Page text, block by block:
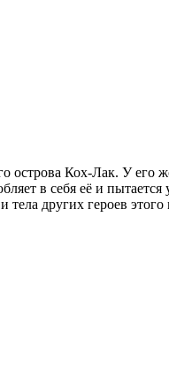
острова Кох-Лак. У
в себя её и
тела других героев